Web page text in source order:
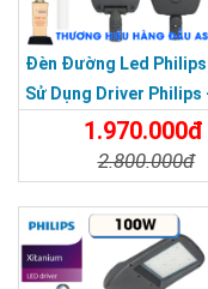
ngoại (UV)hay hóa
dùng và giảm thiểu
đèn tỏa nhiệt rất ít,
không gian chiếu sáng
Tiết kiệm điện
áp natri, thủy
Tuổi thọ lâu dài
trì.
Đèn Đường Led Philips
Sử Dụng Driver Philips
Đường Cao Áp 150W
1.970.000đ
2.800.000đ